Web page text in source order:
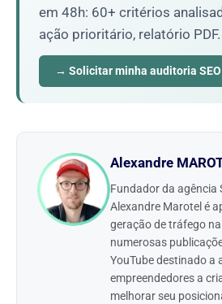
em 48h: 60+ critérios
ação prioritário, relatório PDF.
→ Solicitar minha auditoria
Alexandre
Fundador da agência
Alexandre Marotel é
geração de tráfego
numerosas
YouTube destinado a
empreendedores a
melhorar seu